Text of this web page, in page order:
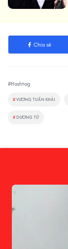
Chia sẻ
#Hashtag
#VƯƠNG TUẤN KHẢI
# DƯƠNG TỬ